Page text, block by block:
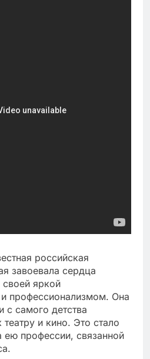
российская
завоевала сердца
своей яркой
профессионализмом. Она
с самого детства
театру и кино. Это стало
профессии, связанной